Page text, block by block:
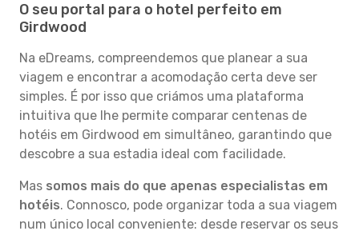
O seu portal para o hotel perfeito em
Girdwood
Na eDreams, compreendemos que planear a sua
viagem e encontrar a acomodação certa deve ser
simples. É por isso que criámos uma plataforma
intuitiva que lhe permite comparar centenas de
hotéis em Girdwood em simultâneo, garantindo que
descobre a sua estadia ideal com facilidade.
Mas somos mais do que apenas especialistas em
hotéis. Connosco, pode organizar toda a sua viagem
num único local conveniente: desde reservar os seus